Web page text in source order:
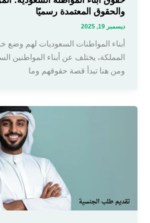
والحقوق المعتمدة رسميًا
ديسمبر 19, 2025
أبناء المواطنات السعوديات لهم
المملكة، يختلف عن أبناء المواطنين
ومن هنا تبدأ قصة حقوقهم وما